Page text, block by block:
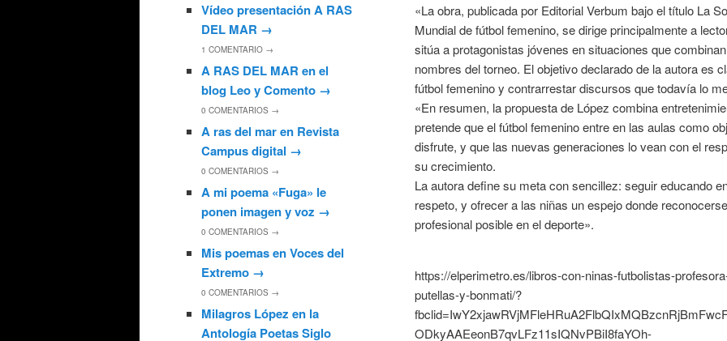
«La obra, publicada por Editorial Verbum bajo el título La
Mundial de fútbol femenino, se dirige principalmente a
sitúa a protagonistas jóvenes en situaciones que
nombres del torneo. El objetivo declarado de la autora es
fútbol femenino y contrarrestar discursos que todavía lo
«En resumen, la propuesta de López combina
pretende que el fútbol femenino entre en las aulas como
disfrute, y que las nuevas generaciones lo vean con el
su crecimiento.
La autora define su meta con sencillez: seguir educando
respeto, y ofrecer a las niñas un espejo donde
profesional posible en el deporte».
https://elperimetro.es/libros-con-ninas-futbolistas-
putellas-y-bonmati/?
ODkyAAEeonB7qvLFz11sIQNvPBiI8faYOh-
Vídeo presentación A RAS
DEL MAR →
1 COMENTARIO →
A RAS DEL MAR en el
blog Leo y Comento →
0 COMENTARIOS →
A ras del mar en Revista
Campus digital →
0 COMENTARIOS →
A mi poema «Fuga» le
ponen imagen y voz →
0 COMENTARIOS →
Mis poemas en Voces del
Extremo →
0 COMENTARIOS →
Milagros López en la
Antología Poetas Siglo